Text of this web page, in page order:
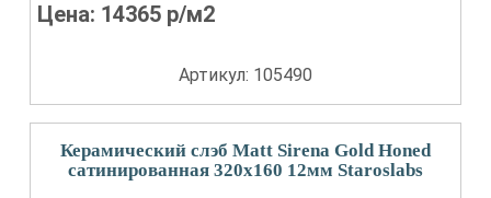
Цена: 14365 р/м2
Артикул: 105490
Керамический слэб Matt Sirena Gold Honed
сатинированная 320x160 12мм Staroslabs